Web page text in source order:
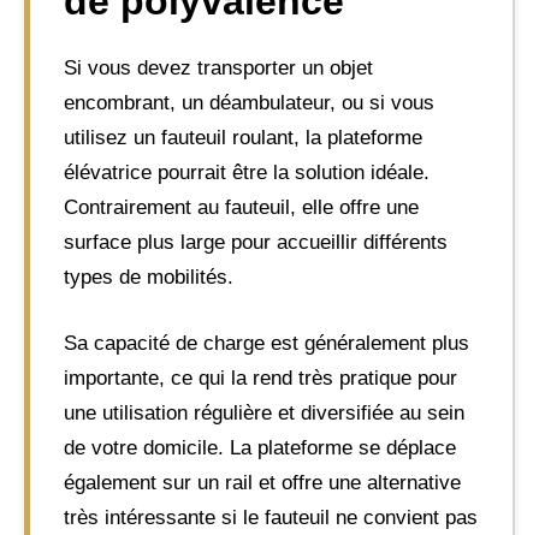
Si vous devez transporter un objet
encombrant, un déambulateur, ou si vous
utilisez un fauteuil roulant, la plateforme
élévatrice pourrait être la solution idéale.
Contrairement au fauteuil, elle offre une
surface plus large pour accueillir différents
types de mobilités.
Sa capacité de charge est généralement plus
importante, ce qui la rend très pratique pour
une utilisation régulière et diversifiée au sein
de votre domicile. La plateforme se déplace
également sur un rail et offre une alternative
très intéressante si le fauteuil ne convient pas